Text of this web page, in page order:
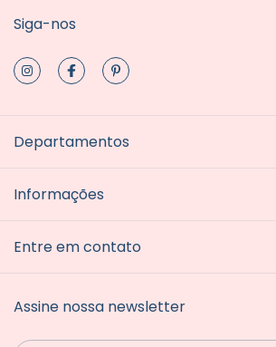
Siga-nos
Departamentos
Informações
Entre em contato
Assine nossa newsletter